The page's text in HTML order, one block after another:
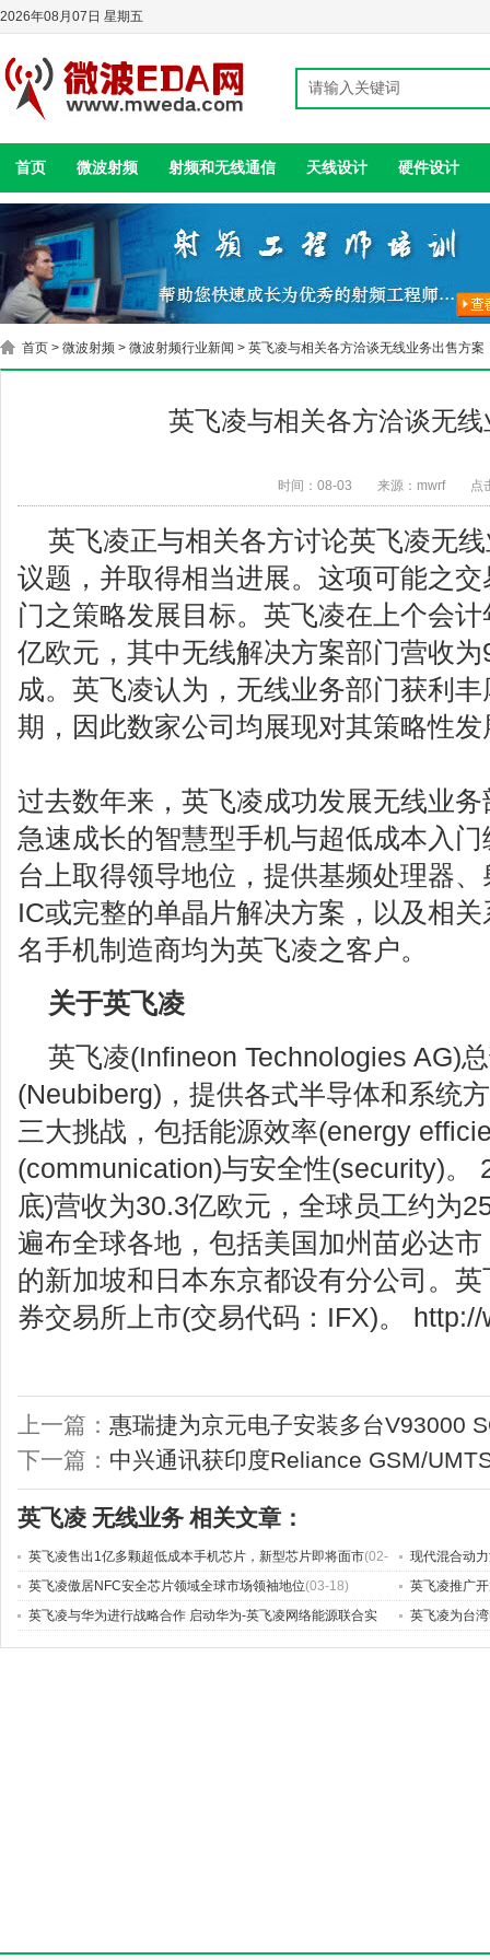
2026年08月07日 星期五
首页 微波射频 射频和无线通信 天线设计 硬件设计
首页 > 微波射频 > 微波射频行业新闻 > 英飞凌与相关各方洽谈无线业务出售方案
英飞凌与相关各方洽谈无
时间：08-03 来源：mwrf 点
英飞凌正与相关各方讨论英飞凌无
议题，并取得相当进展。这项可能之
门之策略发展目标。英飞凌在上个会
亿欧元，其中无线解决方案部门营收
成。英飞凌认为，无线业务部门获利
期，因此数家公司均展现对其策略性
过去数年来，英飞凌成功发展无线业
急速成长的智慧型手机与超低成本入
台上取得领导地位，提供基频处理器
IC或完整的单晶片解决方案，以及相
名手机制造商均为英飞凌之客户。
关于英飞凌
英飞凌(Infineon Technologies AG)
(Neubiberg)，提供各式半导体和系统
三大挑战，包括能源效率(energy
(communication)与安全性(security)。
底)营收为30.3亿欧元，全球员工约为
遍布全球各地，包括美国加州苗必达
的新加坡和日本东京都设有分公司。
券交易所上市(交易代码：IFX)。
上一篇： 惠瑞捷为京元电子安装多台V93000
下一篇： 中兴通讯获印度Reliance GSM/
英飞凌 无线业务 相关文章：
英飞凌售出1亿多颗超低成本手机芯片，新型芯片即将面市(02-
05)
现代混合动
(10-08)
英飞凌傲居NFC安全芯片领域全球市场领袖地位(03-18)
英飞凌推广
英飞凌与华为进行战略合作 启动华为-英飞凌网络能源联合实
验室(06-03)
英飞凌为台